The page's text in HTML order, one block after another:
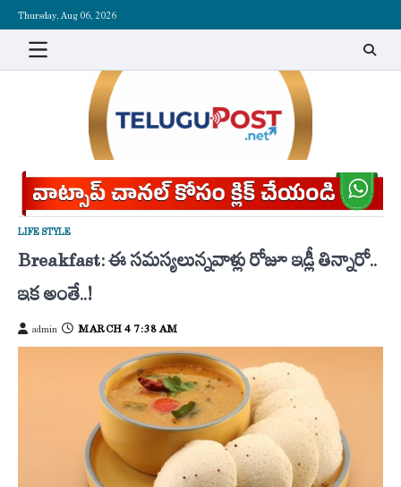
Skip
content
Thursday, Aug 06, 2026
LIFE STYLE
Breakfast: ఈ సమస్యలున్నవాళ్లు రోజూ ఇడ్లీ తిన్నారో..
ఇక అంతే..!
admin MARCH 4 7:38 AM